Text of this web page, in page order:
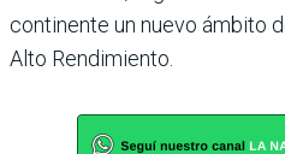
continente un nuevo ámbito
Alto Rendimiento.